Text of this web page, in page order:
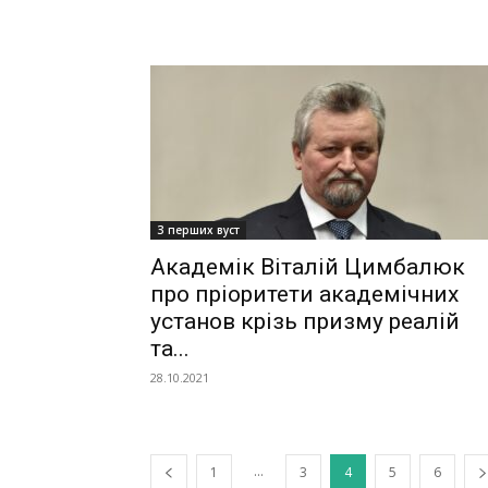
З перших вуст
Академік Віталій Цимбалюк
про пріоритети академічних
установ крізь призму реалій
та...
28.10.2021
1 ... 3 4 5 6